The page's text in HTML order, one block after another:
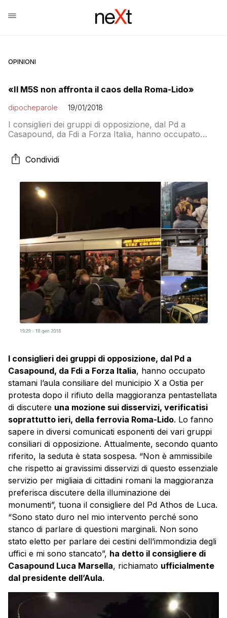
OPINIONI
«Il M5S non affronta il caos della Roma-Lido»
dipocheparole 19/01/2018
I consiglieri dei gruppi di opposizione, dal Pd a
Casapound, da Fdi a Forza Italia, hanno occupato
protesta dopo il rifiuto della maggioranza pentastellata
di discutere una mozione sui disservizi, verificatisi
sapere in diversi comunicati esponenti dei vari gruppi
Condividi
I consiglieri dei gruppi di opposizione, dal Pd a
Casapound, da Fdi a Forza Italia, hanno occupato
stamani l’aula consiliare del municipio X a Ostia per
protesta dopo il rifiuto della maggioranza pentastellata
di discutere una mozione sui disservizi, verificatisi
soprattutto ieri, della ferrovia Roma-Lido. Lo fanno
sapere in diversi comunicati esponenti dei vari gruppi
consiliari di opposizione. Attualmente, secondo quanto
riferito, la seduta è stata sospesa. “Non è ammissibile
che rispetto ai gravissimi disservizi di questo essenziale
servizio per migliaia di cittadini romani la maggioranza
preferisca discutere della illuminazione dei
monumenti”, tuona il consigliere del Pd Athos de Luca.
“Sono stato duro nel mio intervento perché sono
stanco di parlare di questioni marginali. Non sono
stato eletto per parlare dei cestini dell’immondizia degli
uffici e mi sono stancato”, ha detto il consigliere di
Casapound Luca Marsella, richiamato ufficialmente
dal presidente dell’Aula.